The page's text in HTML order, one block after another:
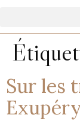
Sur les